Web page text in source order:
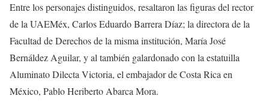
Entre los personajes distinguidos, resaltaron las figuras del rector
de la UAEMéx, Carlos Eduardo Barrera Díaz; la directora de la
Facultad de Derechos de la misma institución, María José
Bernáldez Aguilar, y al también galardonado con la estatuilla
Aluminato Dilecta Victoria, el embajador de Costa Rica en
México, Pablo Heriberto Abarca Mora.